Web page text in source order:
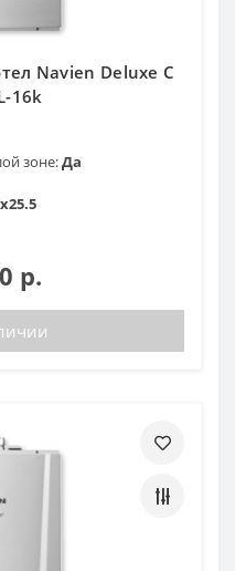
Navien Deluxe C
16k
зоне:Да
р.